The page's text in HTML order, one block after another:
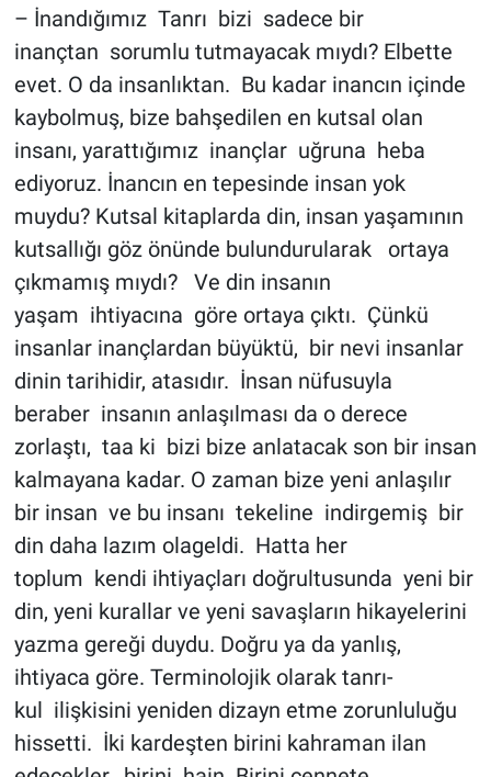
– İnandığımız Tanrı bizi sadece bir
inançtan sorumlu tutmayacak mıydı? Elbette
evet. O da insanlıktan. Bu kadar inancın içinde
kaybolmuş, bize bahşedilen en kutsal olan
insanı, yarattığımız inançlar uğruna heba
ediyoruz. İnancın en tepesinde insan yok
muydu? Kutsal kitaplarda din, insan yaşamının
kutsallığı göz önünde bulundurularak ortaya
çıkmamış mıydı? Ve din insanın
yaşam ihtiyacına göre ortaya çıktı. Çünkü
insanlar inançlardan büyüktü, bir nevi insanlar
dinin tarihidir, atasıdır. İnsan nüfusuyla
beraber insanın anlaşılması da o derece
zorlaştı, taa ki bizi bize anlatacak son bir insan
kalmayana kadar. O zaman bize yeni anlaşılır
bir insan ve bu insanı tekeline indirgemiş bir
din daha lazım olageldi. Hatta her
toplum kendi ihtiyaçları doğrultusunda yeni bir
din, yeni kurallar ve yeni savaşların hikayelerini
yazma gereği duydu. Doğru ya da yanlış,
ihtiyaca göre. Terminolojik olarak tanrı-
kul ilişkisini yeniden dizayn etme zorunluluğu
hissetti. İki kardeşten birini kahraman ilan